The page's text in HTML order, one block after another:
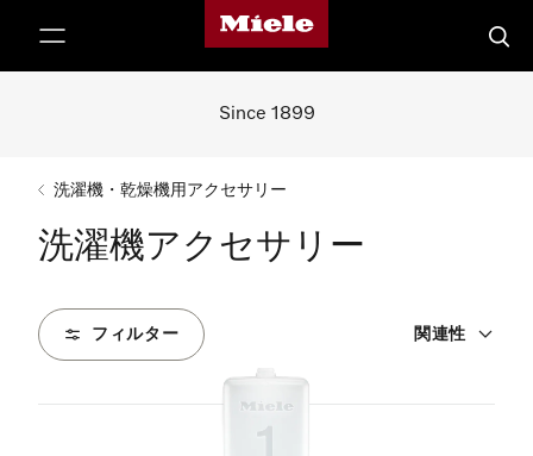
Mieleのホームページ
検索
Since 1899
洗濯機・乾燥機用アクセサリー
洗濯機アクセサリー
フィルター 関連性